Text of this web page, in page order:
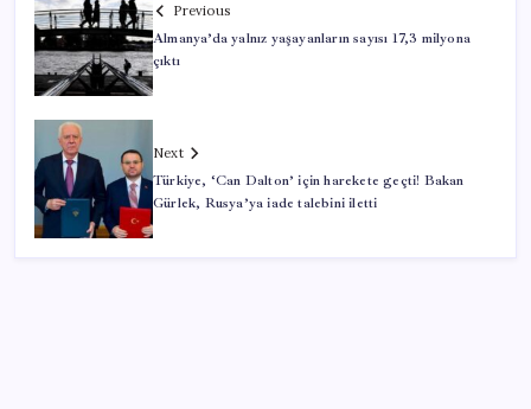
Previous
Almanya’da yalnız yaşayanların sayısı 17,3 milyona
çıktı
Next
Türkiye, ‘Can Dalton’ için harekete geçti! Bakan
Gürlek, Rusya’ya iade talebini iletti